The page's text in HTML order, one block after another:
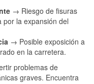
→ Riesgo de fisuras
la expansión del
→ Posible exposición a
en la carretera.
problemas de
graves. Encuentra